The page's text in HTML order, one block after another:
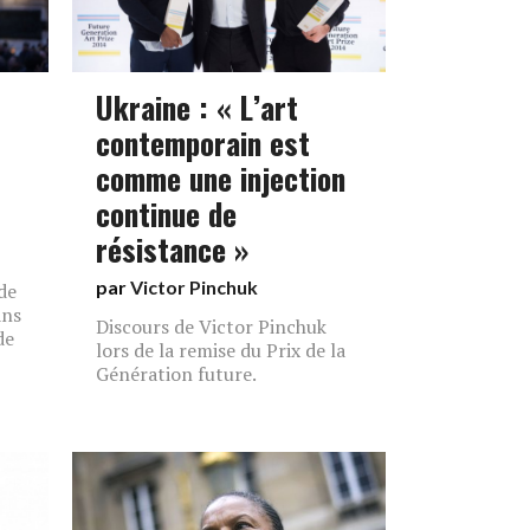
Ukraine : « L’art
contemporain est
comme une injection
continue de
résistance »
parVictor Pinchuk
Discours de Victor Pinchuk
lors de la remise du Prix de la
Génération future.